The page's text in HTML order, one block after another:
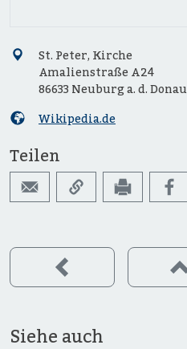
St. Peter, Kirche
Amalienstraße A24
86633 Neuburg a. d. Donau
Wikipedia.de
Teilen
Siehe auch